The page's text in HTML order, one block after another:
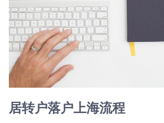
居转户落户上海流程